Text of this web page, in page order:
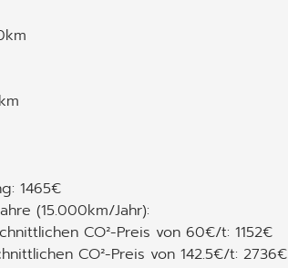
1465€
(15.000km/Jahr):
CO²-Preis von 60€/t: 1152€
CO²-Preis von 142.5€/t: 2736€